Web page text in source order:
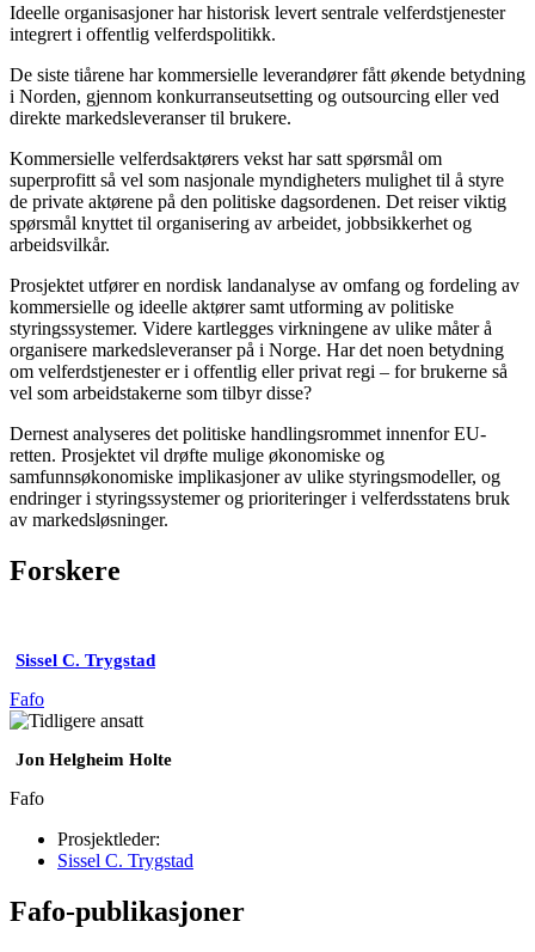
Ideelle organisasjoner har historisk levert sentrale velferdstjenester
integrert i offentlig velferdspolitikk.
De siste tiårene har kommersielle leverandører fått økende betydning
i Norden, gjennom konkurranseutsetting og outsourcing eller ved
direkte markedsleveranser til brukere.
Kommersielle velferdsaktørers vekst har satt spørsmål om
superprofitt så vel som nasjonale myndigheters mulighet til å styre
de private aktørene på den politiske dagsordenen. Det reiser viktig
spørsmål knyttet til organisering av arbeidet, jobbsikkerhet og
arbeidsvilkår.
Prosjektet utfører en nordisk landanalyse av omfang og fordeling av
kommersielle og ideelle aktører samt utforming av politiske
styringssystemer. Videre kartlegges virkningene av ulike måter å
organisere markedsleveranser på i Norge. Har det noen betydning
om velferdstjenester er i offentlig eller privat regi – for brukerne så
vel som arbeidstakerne som tilbyr disse?
Dernest analyseres det politiske handlingsrommet innenfor EU-
retten. Prosjektet vil drøfte mulige økonomiske og
samfunnsøkonomiske implikasjoner av ulike styringsmodeller, og
endringer i styringssystemer og prioriteringer i velferdsstatens bruk
av markedsløsninger.
Forskere
Sissel C. Trygstad
Fafo
Jon Helgheim Holte
Fafo
Prosjektleder:
Sissel C. Trygstad
Fafo-publikasjoner